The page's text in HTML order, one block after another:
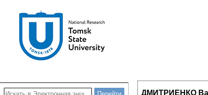
ДМИТРИЕНКО